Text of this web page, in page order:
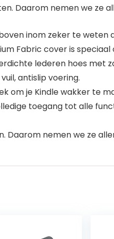
Daarom nemen we ze
inom zeker te weten
Fabric cover is
lederen hoes met
antislip voering.
om je Kindle wakker te
toegang tot alle
Daarom nemen we ze